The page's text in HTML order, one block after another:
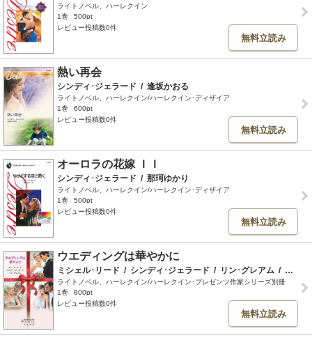
ライトノベル、ハーレクイン
1巻
500pt
レビュー投稿数0件
無料立読み
熱い再会
シンディ･ジェラード / 逢坂かおる
ライトノベル、ハーレクイン/ハーレクイン･ディザイア
1巻
600pt
レビュー投稿数0件
無料立読み
オーロラの花嫁 ＩＩ
シンディ･ジェラード / 那珂ゆかり
ライトノベル、ハーレクイン/ハーレクイン･ディザイア
1巻
500pt
レビュー投稿数0件
無料立読み
ウエディングは華やかに
ミシェル･リード / シンディ･ジェラード / リン･グレアム /
ライトノベル、ハーレクイン/ハーレクイン･プレゼンツ作家シリーズ別冊
1巻
800pt
レビュー投稿数0件
無料立読み